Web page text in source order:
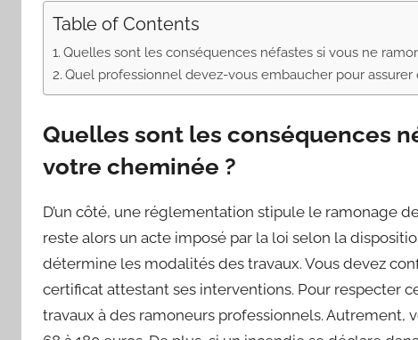
Table of Contents
Quelles sont les conséquences néfastes si vous ne
Quel professionnel devez-vous embaucher pour
Quelles sont les conséquences
votre cheminée ?
D’un côté, une réglementation stipule le ramonage
reste alors un acte imposé par la loi selon la
détermine les modalités des travaux. Vous devez
certificat attestant ses interventions. Pour respecter
travaux à des ramoneurs professionnels. Autrement,